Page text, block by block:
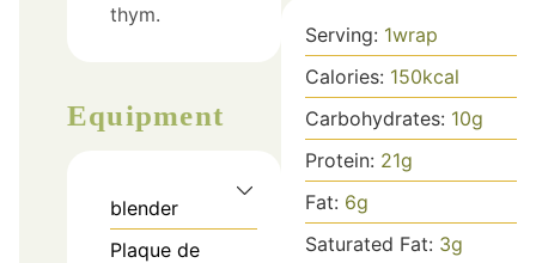
thym.
Equipment
blender
Plaque de
Serving: 1wrap
Calories: 150kcal
Carbohydrates: 10g
Protein: 21g
Fat: 6g
Saturated Fat: 3g